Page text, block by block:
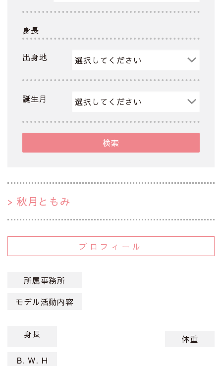
身長
出身地
誕生月
検索
秋月ともみ
プロフィール
所属事務所
モデル活動内容
身長
体重
B. W. H